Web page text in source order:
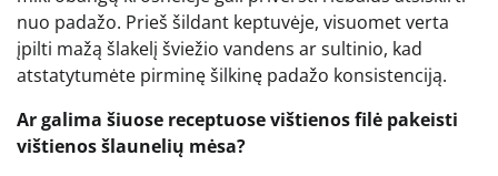
nuo padažo. Prieš šildant keptuvėje, visuomet verta
įpilti mažą šlakelį šviežio vandens ar sultinio, kad
atstatytumėte pirminę šilkinę padažo konsistenciją.
Ar galima šiuose receptuose vištienos filė pakeisti
vištienos šlaunelių mėsa?